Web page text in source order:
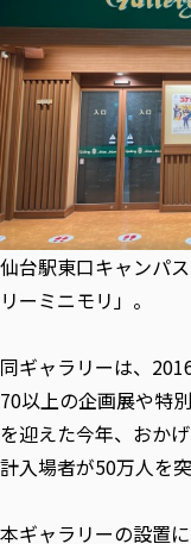
キャンパス案内
初年次教育（リ
リエゾンゼミ・
お役立ち情報（
放射線モニタリ
学校教育法施行
教職課程におけ
学部・学科等設
情報公開規程
大学院
大学院
総合福祉学研究
総合福祉学研究
総合福祉学研究
教育学研究科
通信教育部
通信教育部
通信制大学院 総
通信制大学院 総
カリキュラム
その他の就学
学びの特徴
ICT教育
初年次教育（リ
実学臨床教育（総
禅のこころ
教員紹介・業
学びのサポー
学びのサポート
東北福祉大学の
センター長の挨拶
求人の受付につ
単独学内説明会
在学生の方
在学生の方
資格取得報奨制
東北福祉大学求
卒業生の方
卒業生の方
卒業後のキャリ
在学生による訪問
卒業生アンケート
よくあるご質
東北福祉大学
在学生インタ
外国人在学生
Prospective
学生支援セン
スタッフ紹介
ニュース一覧
東北福祉大学の
東北福祉大学の
共同研究等をご検
東北福祉大学
東北福祉大学の
研究紀要
教職研究
東北福祉大学教育
芹沢銈介美術工
東北福祉大学機
産学・産学官
産学・産学官連携
「高齢者のフレ
高齢者施設特化
学生参加 × 産学
社会貢献・地
社会貢献・地域
社会貢献への取
社会貢献・地域連
伝承講座「311
JICA草の根技術
被災地の子ども
生涯学習・社
自治体・団体
研究所について
研究者のご紹介
生涯学習・社
月例TFU実学
特別支援教育
TFU教育フォ
関
取材
施
学内ポー
仙台駅東口キャンパ
リーミニモリ」。
同ギャラリーは、
70以上の企画展や特
を迎えた今年、おか
計入場者が50万人を
本ギャラリーの設置